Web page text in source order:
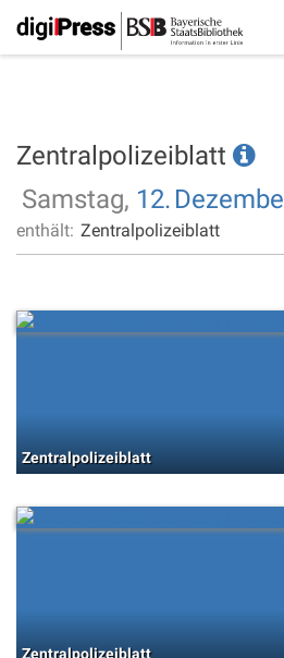
Zentralpolizeiblatt
Samstag, 12.
enthält: Zentralpolizeiblatt
Zentralpolizeiblatt
Zentralpolizeiblatt